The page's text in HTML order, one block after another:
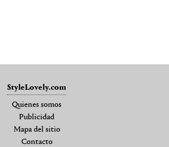
StyleLovely.com
Quienes somos
Publicidad
Mapa del sitio
Contacto